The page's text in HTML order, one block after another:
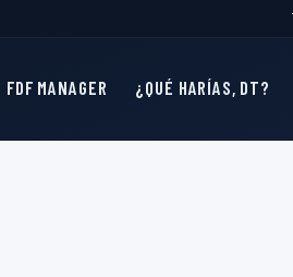
FDF MANAGER ¿QUÉ HARÍAS, DT?